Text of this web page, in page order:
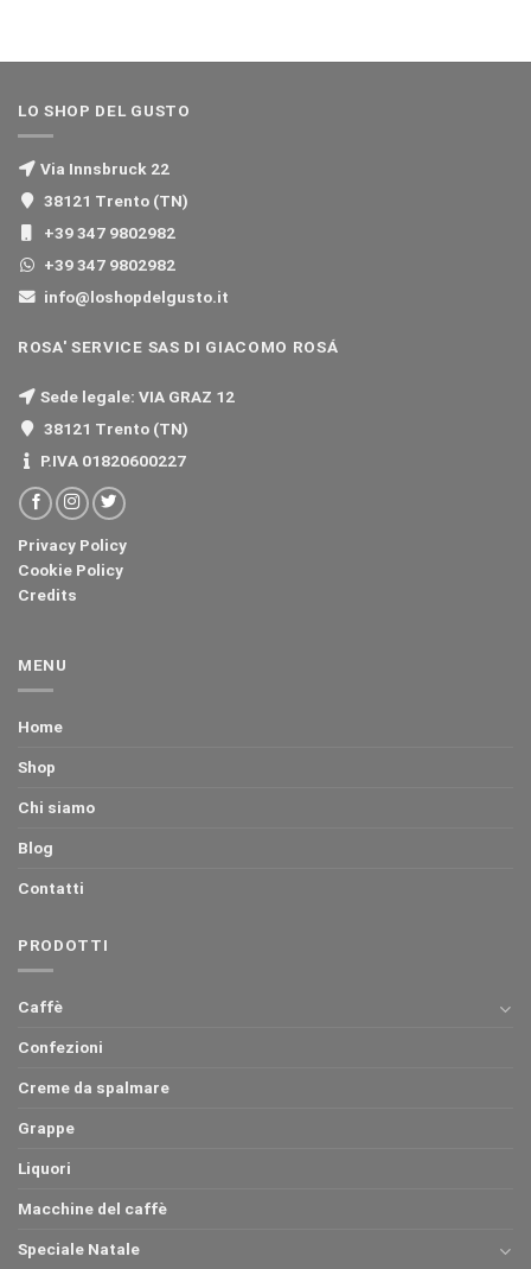
LO SHOP DEL GUSTO
Via Innsbruck 22
38121 Trento (TN)
+39 347 9802982
+39 347 9802982
info@loshopdelgusto.it
ROSA' SERVICE SAS DI GIACOMO ROSÁ
Sede legale: VIA GRAZ 12
38121 Trento (TN)
P.IVA 01820600227
Privacy Policy
Cookie Policy
Credits
MENU
Home
Shop
Chi siamo
Blog
Contatti
PRODOTTI
Caffè
Confezioni
Creme da spalmare
Grappe
Liquori
Macchine del caffè
Speciale Natale